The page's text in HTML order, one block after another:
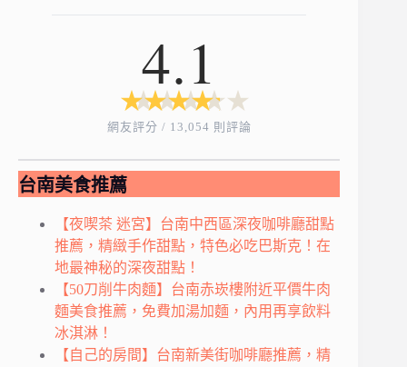
4.1
★
★ ★
★ ★
★ ★
★ ★
★
網友評分 / 13,054 則評論
台南美食推薦
【夜喫茶 迷宮】台南中西區深夜咖啡廳甜點
推薦，精緻手作甜點，特色必吃巴斯克！在
地最神秘的深夜甜點！
【50刀削牛肉麵】台南赤崁樓附近平價牛肉
麵美食推薦，免費加湯加麵，內用再享飲料
冰淇淋！
【自己的房間】台南新美街咖啡廳推薦，精